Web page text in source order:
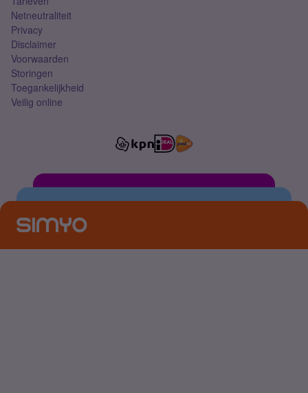
Netneutraliteit
Privacy
Disclaimer
Voorwaarden
Storingen
Toegankelijkheid
Veilig online